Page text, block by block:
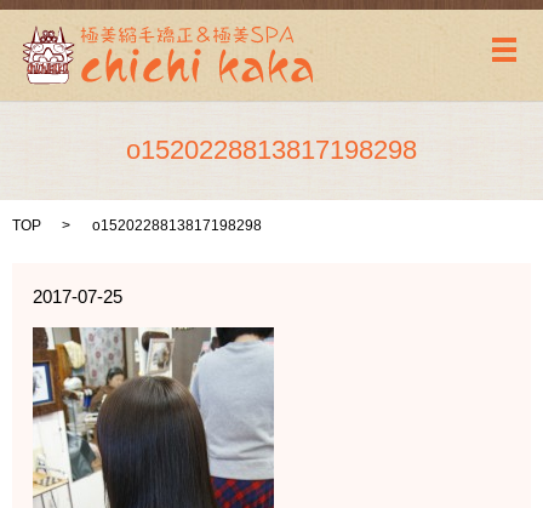
メ
o1520228813817198298
TOP o1520228813817198298
2017-07-25